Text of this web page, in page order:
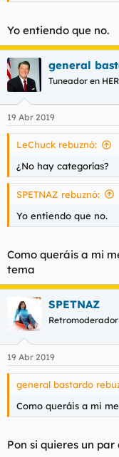
Yo entiendo que no.
general
Tuneador en
19 Abr 2019
LeChuck rebuznó:
¿No hay categorías?
SPETNAZ rebuznó:
Yo entiendo que no.
Como queráis a mi
tema
SPETNAZ
Retromoderador
19 Abr 2019
general bastardo
Como queráis a mi
Pon si quieres un